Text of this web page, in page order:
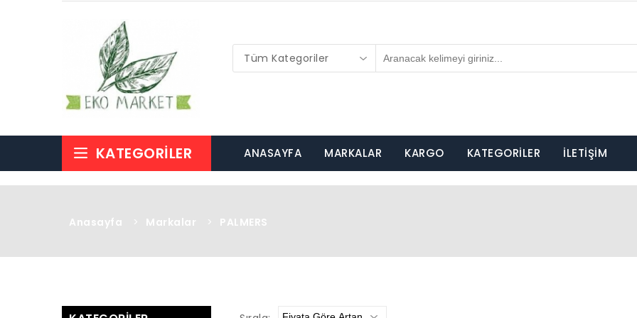
Tüm Kategoriler
KATEGORILER ANASAYFA MARKALAR KARGO KATEGORİLER İLETİŞİM
Anasayfa > Markalar > PALMERS